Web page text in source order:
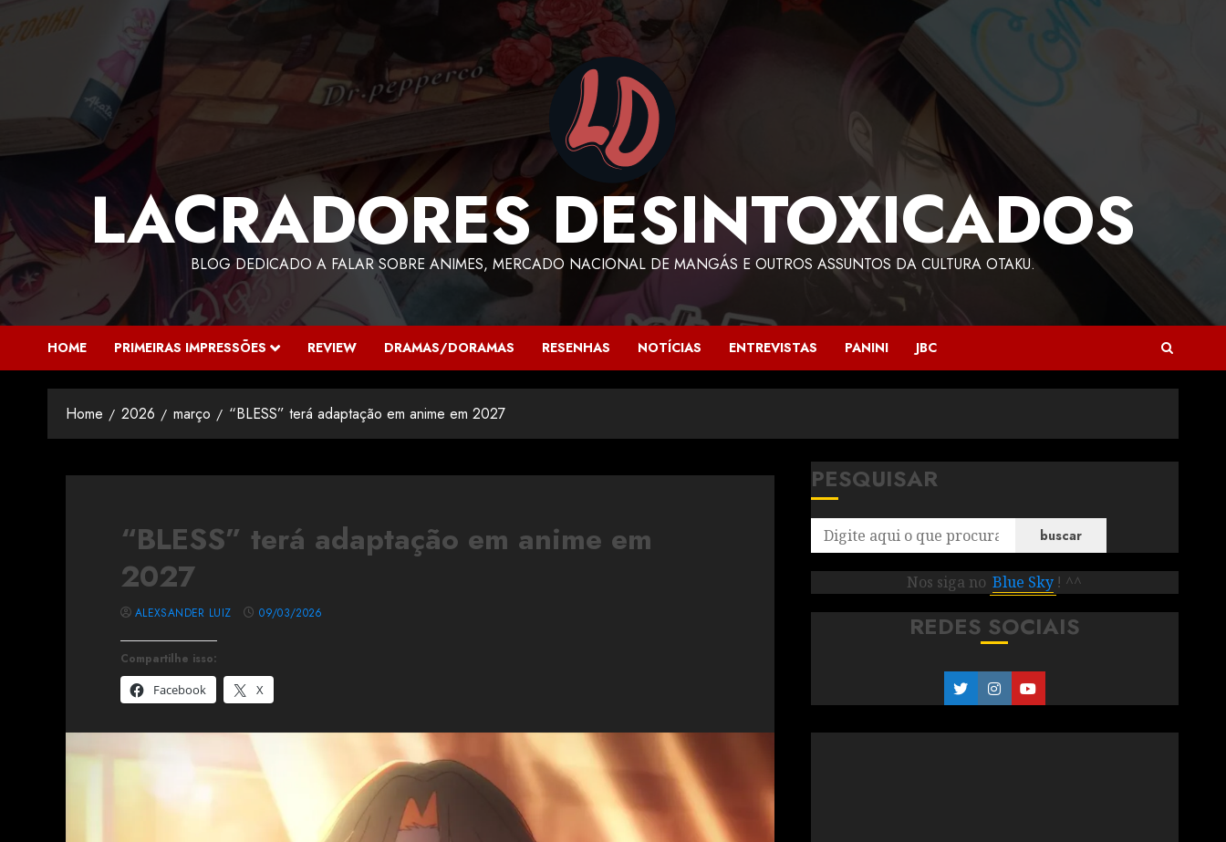
LACRADORES DESINTOXICADOS
BLOG DEDICADO A FALAR SOBRE ANIMES, MERCADO NACIONAL DE MANGÁS E OUTROS ASSUNTOS DA CULTURA OTAKU.
HOME PRIMEIRAS IMPRESSÕES REVIEW DRAMAS/DORAMAS RESENHAS NOTÍCIAS ENTREVISTAS PANINI JBC
Home 2026 março “BLESS” terá adaptação em anime em 2027
“BLESS” terá adaptação em anime em
2027
Compartilhe isso:
Facebook
X
ALEXSANDER LUIZ 09/03/2026
PESQUISAR
buscar
Nos siga no Blue Sky ! ^^
REDES SOCIAIS